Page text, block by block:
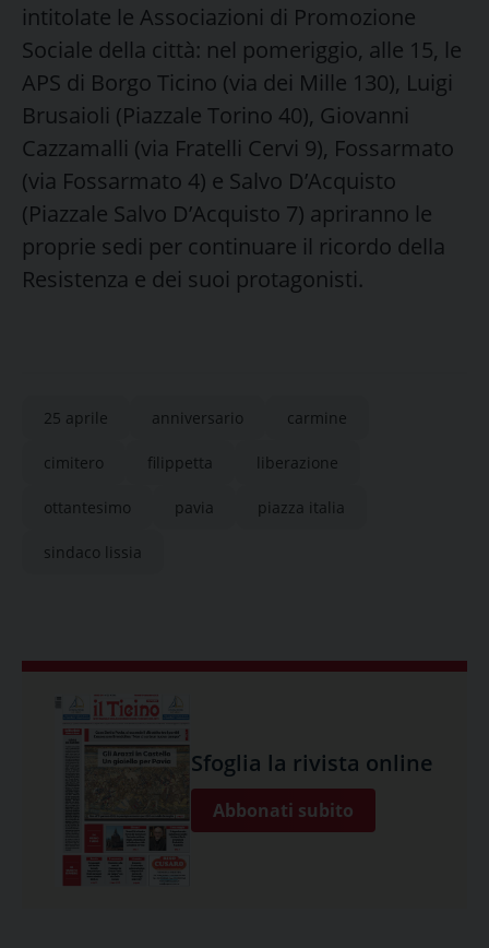
intitolate le Associazioni di Promozione
Sociale della città: nel pomeriggio, alle 15, le
APS di Borgo Ticino (via dei Mille 130), Luigi
Brusaioli (Piazzale Torino 40), Giovanni
Cazzamalli (via Fratelli Cervi 9), Fossarmato
(via Fossarmato 4) e Salvo D’Acquisto
(Piazzale Salvo D’Acquisto 7) apriranno le
proprie sedi per continuare il ricordo della
Resistenza e dei suoi protagonisti.
25 aprile anniversario carmine
cimitero filippetta liberazione
ottantesimo pavia piazza italia
sindaco lissia
Sfoglia la rivista online
Abbonati subito